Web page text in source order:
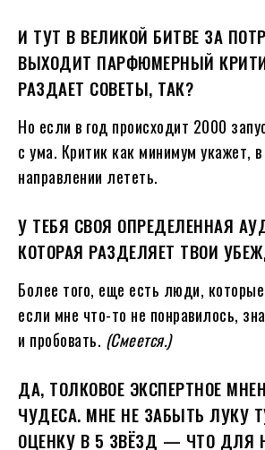
И ТУТ В ВЕЛИКОЙ БИТВЕ ЗА
ВЫХОДИТ ПАРФЮМЕРНЫЙ
РАЗДАЕТ СОВЕТЫ, ТАК?
Но если в год происходит 2000
с ума. Критик как минимум укажет,
направлении лететь.
У ТЕБЯ СВОЯ ОПРЕДЕЛЕННАЯ
КОТОРАЯ РАЗДЕЛЯЕТ ТВОИ
Более того, еще есть люди,
если мне что-то не понравилось,
и пробовать. (Смеется.)
ДА, ТОЛКОВОЕ ЭКСПЕРТНОЕ
ЧУДЕСА. МНЕ НЕ ЗАБЫТЬ ЛУКУ
ОЦЕНКУ В 5 ЗВЁЗД — ЧТО ДЛЯ